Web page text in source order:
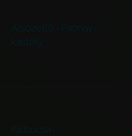
Alsózellő - Prónay-
kastély
Kisbucsa-